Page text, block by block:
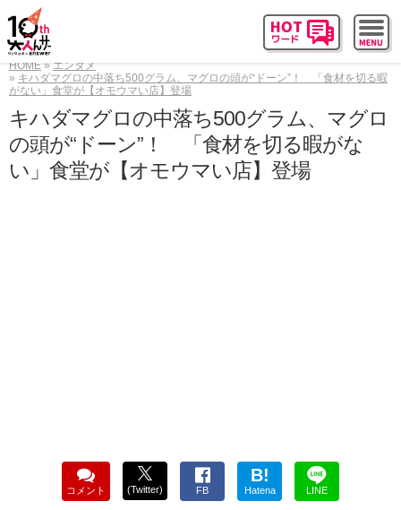
HOME
エンタメ
キハダマグロの中落ち500グラム、マグロの頭が“ドーン”！ 「食材を切る暇
がない」食堂が【オモウマい店】登場
キハダマグロの中落ち500グラム、マグロ
の頭が“ドーン”！ 「食材を切る暇がな
い」食堂が【オモウマい店】登場
コメント (Twitter) FB
B!
Hatena LINE